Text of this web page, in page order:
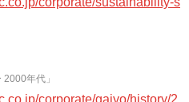
年代」
corporate/gaiyo/history/2